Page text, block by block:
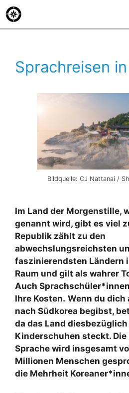
Zum
Inhalt
springen
Sprachreisen
Bildquelle: CJ Nattanai /
Im Land der Morgenstille,
genannt wird, gibt es viel
Republik zählt zu den
abwechslungsreichsten
faszinierendsten Ländern
Raum und gilt als wahrer
Auch
Ihre Kosten. Wenn du dich
nach Südkorea begibst,
da das Land
Kinderschuhen steckt.
Sprache wird insgesamt
Millionen Menschen
die Mehrheit